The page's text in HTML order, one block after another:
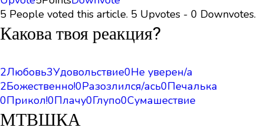
5 People voted this article. 5 Upvotes - 0 Downvotes.
Какова твоя реакция?
2Любовь3Удовольствие0Не уверен/а
2Божественно!0Разозлился/ась0Печалька
0Прикол!0Плачу0Глупо0Сумашествие
МТВШКА